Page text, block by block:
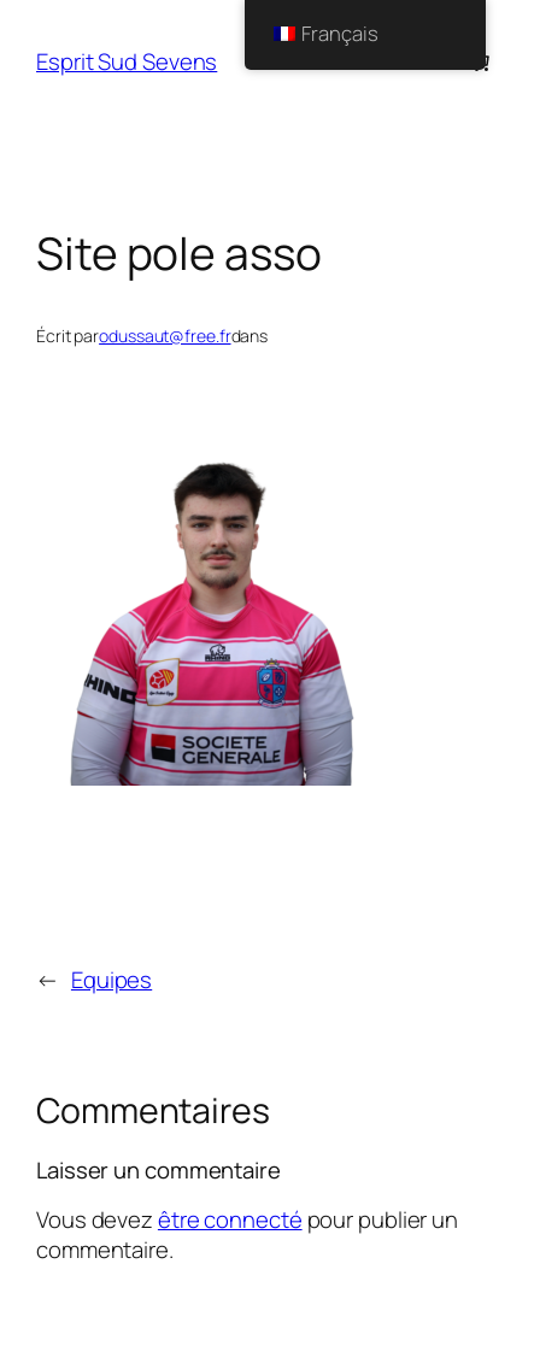
Esprit Sud Sevens
Site pole asso
Écrit parodussaut@free.frdans
← Equipes
Commentaires
Laisser un commentaire
Vous devezêtre connecté pour publier un
commentaire.
Français